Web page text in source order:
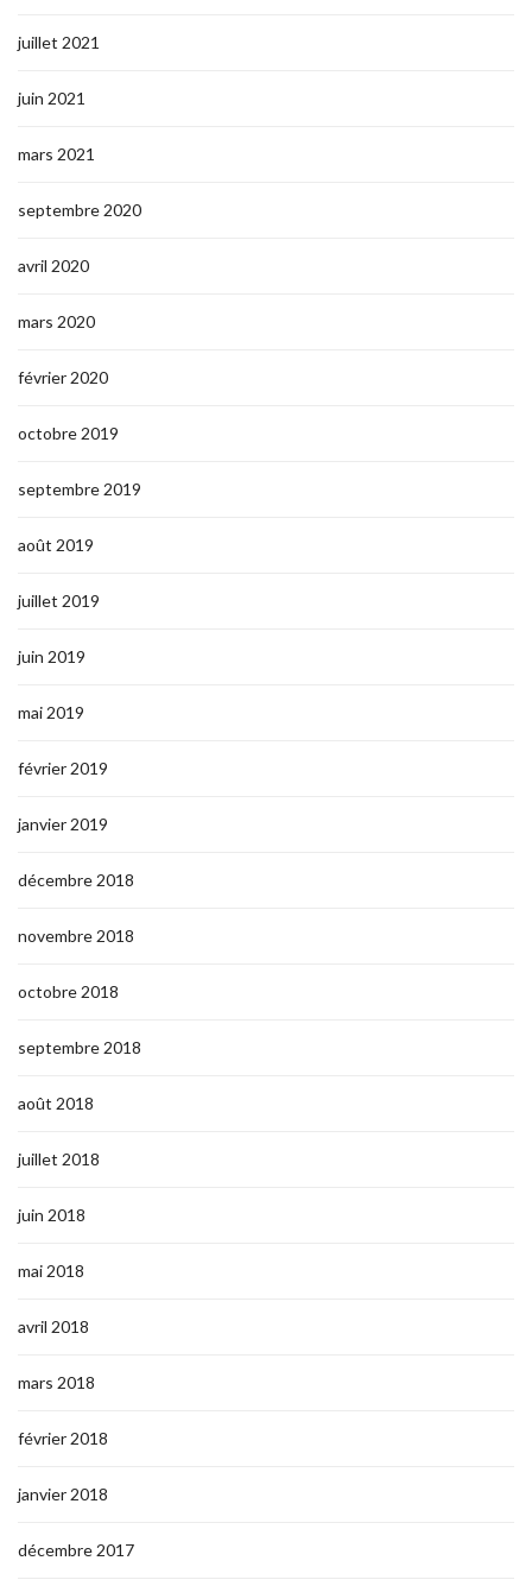
juillet 2021
juin 2021
mars 2021
septembre 2020
avril 2020
mars 2020
février 2020
octobre 2019
septembre 2019
août 2019
juillet 2019
juin 2019
mai 2019
février 2019
janvier 2019
décembre 2018
novembre 2018
octobre 2018
septembre 2018
août 2018
juillet 2018
juin 2018
mai 2018
avril 2018
mars 2018
février 2018
janvier 2018
décembre 2017